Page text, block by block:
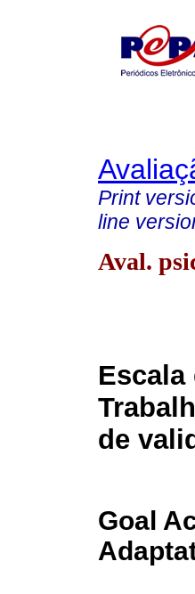
Print
line
Aval.
Escala
de
Goal